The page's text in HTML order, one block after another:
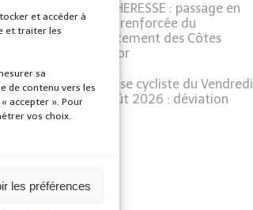
et accéder à
et traiter les
sa
de contenu vers les
accepter ». Pour
vos choix.
les préférences
SECHERESSE : passage en
alerte renforcée du
département des Côtes
d’Armor
Course cycliste du Vendredi
07 août 2026 : déviation